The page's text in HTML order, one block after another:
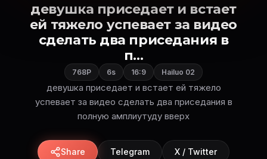
девушка приседает и встает
ей тяжело успевает за видео
сделать два приседания в
п...
768P 6s 16:9 Hailuo 02
девушка приседает и встает ей тяжело
успевает за видео сделать два приседания в
полную амплиутуду вверх
Share Telegram X / Twitter